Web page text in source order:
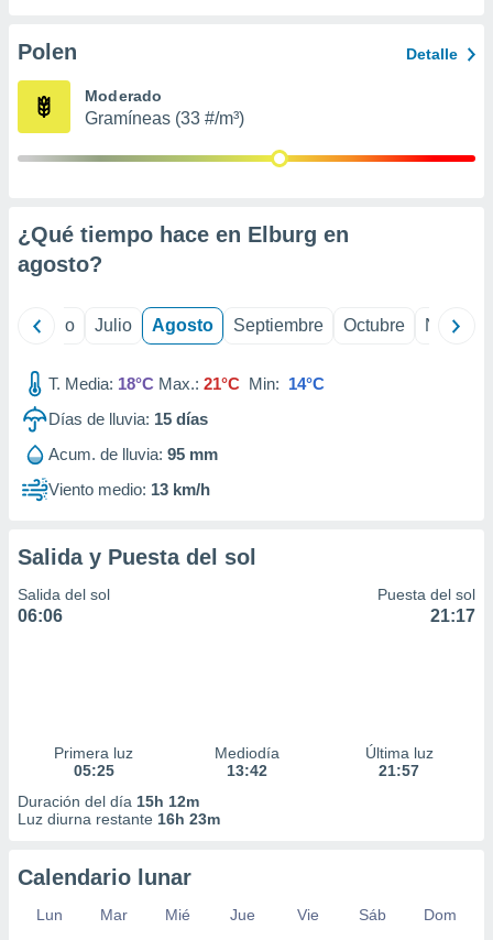
e
mediante
publicidad
publicidad
de
Polen Detalle
Moderado
Gramíneas (33 #/m³)
¿Qué tiempo hace en Elburg en
agosto?
Junio Julio Agosto Septiembre Octubre
T. Media: 18°C Max.: 21°C Min: 14°C
Días de lluvia: 15 días
Acum. de lluvia: 95 mm
Viento medio: 13 km/h
Salida y Puesta del sol
Salida del sol
06:06
Puesta del sol
21:17
Primera luz
05:25
Mediodía
13:42
Última luz
21:57
Duración del día 15h 12m
Luz diurna restante 16h 23m
Calendario lunar
Lun Mar Mié Jue Vie Sáb
Dom